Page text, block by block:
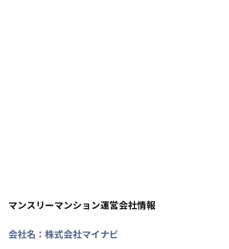
マンスリーマンション運営会社情報
会社名： 株式会社マイナビ